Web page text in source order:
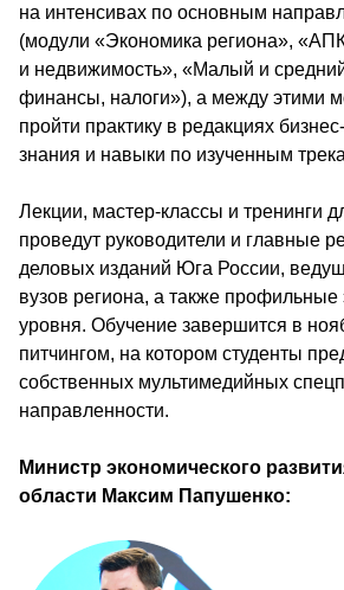
на интенсивах по основным
(модули «Экономика региона»,
и недвижимость», «Малый и
финансы, налоги»), а между этими
пройти практику в редакциях
знания и навыки по изученным
Лекции, мастер-классы и тренинги
проведут руководители и главные
деловых изданий Юга России,
вузов региона, а также
уровня. Обучение завершится в
питчингом, на котором студенты
собственных мультимедийных
направленности.
Министр экономического
области Максим Папушенко: